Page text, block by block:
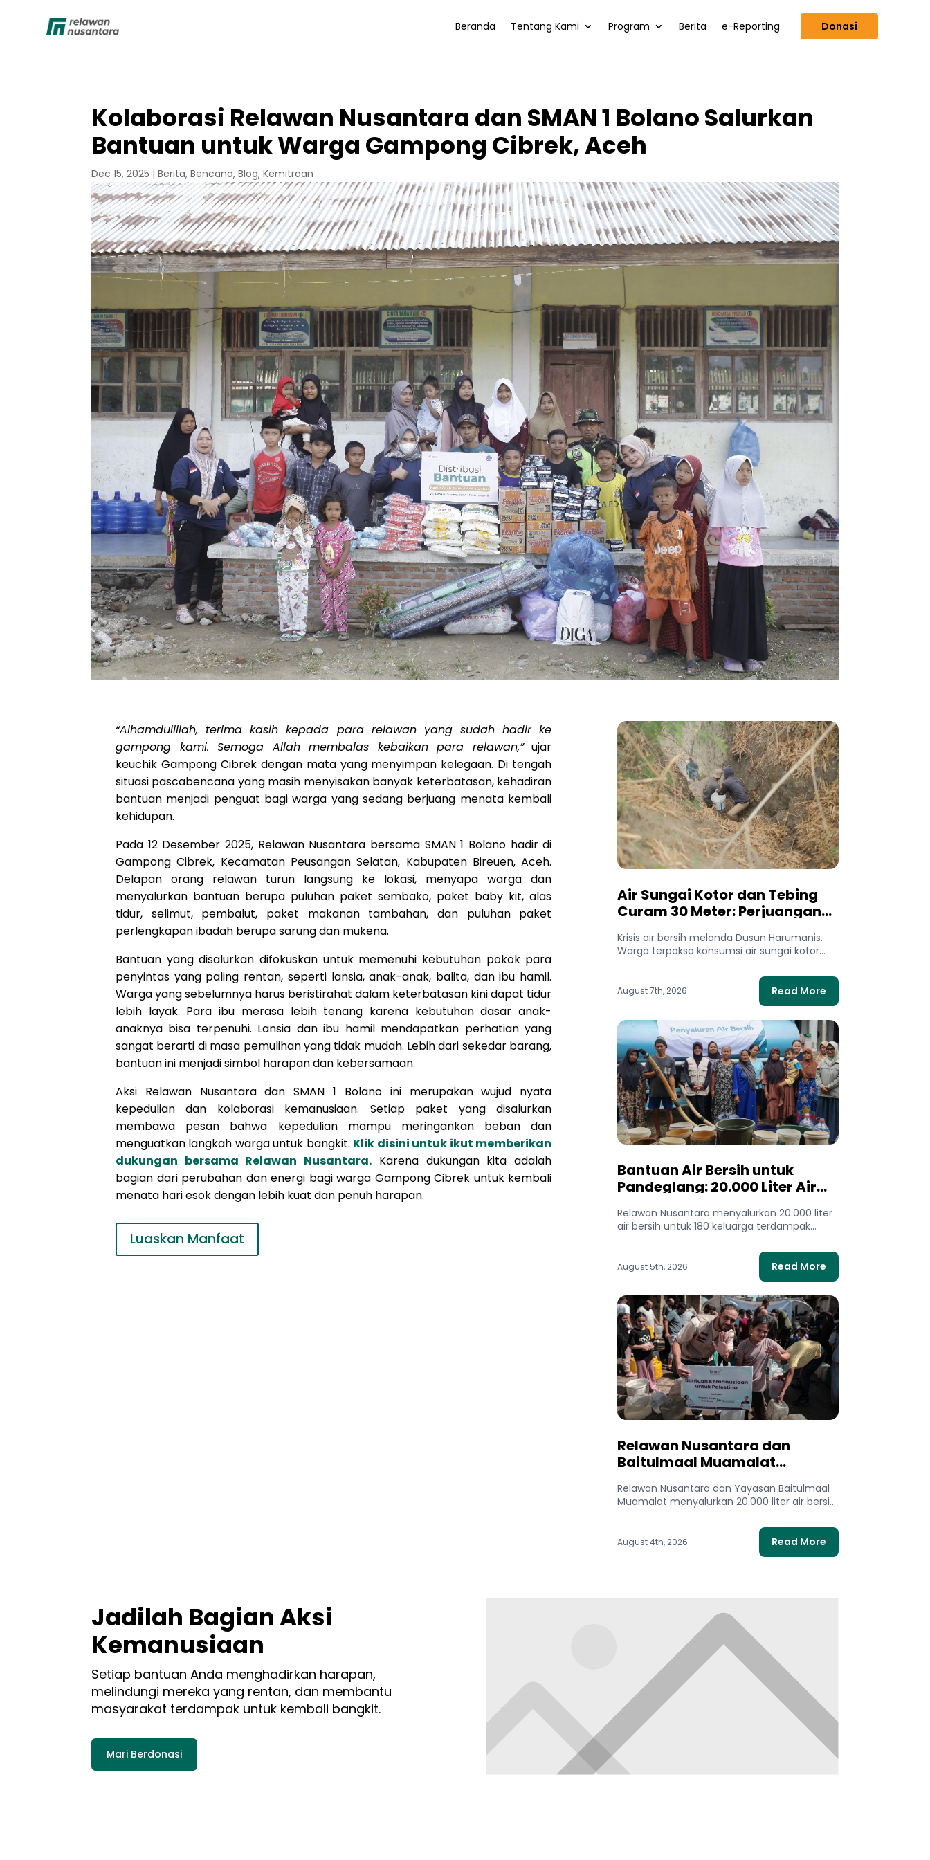
Beranda Tentang Kami Program Berita e-Reporting Donasi
Kolaborasi Relawan Nusantara dan SMAN 1 Bolano Salurkan
Bantuan untuk Warga Gampong Cibrek, Aceh
Dec 15, 2025 | Berita, Bencana, Blog, Kemitraan
“Alhamdulillah, terima kasih kepada para relawan yang sudah hadir ke
gampong kami. Semoga Allah membalas kebaikan para relawan,”ujar
keuchik Gampong Cibrek dengan mata yang menyimpan kelegaan. Di tengah
situasi pascabencana yang masih menyisakan banyak keterbatasan, kehadiran
bantuan menjadi penguat bagi warga yang sedang berjuang menata kembali
kehidupan.
Pada 12 Desember 2025, Relawan Nusantara bersama SMAN 1 Bolano hadir di
Gampong Cibrek, Kecamatan Peusangan Selatan, Kabupaten Bireuen, Aceh.
Delapan orang relawan turun langsung ke lokasi, menyapa warga dan
menyalurkan bantuan berupa puluhan paket sembako, paket baby kit, alas
tidur, selimut, pembalut, paket makanan tambahan, dan puluhan paket
perlengkapan ibadah berupa sarung dan mukena.
Bantuan yang disalurkan difokuskan untuk memenuhi kebutuhan pokok para
penyintas yang paling rentan, seperti lansia, anak-anak, balita, dan ibu hamil.
Warga yang sebelumnya harus beristirahat dalam keterbatasan kini dapat tidur
lebih layak. Para ibu merasa lebih tenang karena kebutuhan dasar anak-
anaknya bisa terpenuhi. Lansia dan ibu hamil mendapatkan perhatian yang
sangat berarti di masa pemulihan yang tidak mudah. Lebih dari sekedar barang,
bantuan ini menjadi simbol harapan dan kebersamaan.
Aksi Relawan Nusantara dan SMAN 1 Bolano ini merupakan wujud nyata
kepedulian dan kolaborasi kemanusiaan. Setiap paket yang disalurkan
membawa pesan bahwa kepedulian mampu meringankan beban dan
menguatkan langkah warga untuk bangkit. Klik disini untuk ikut memberikan
dukungan bersama Relawan Nusantara. Karena dukungan kita adalah
bagian dari perubahan dan energi bagi warga Gampong Cibrek untuk kembali
menata hari esok dengan lebih kuat dan penuh harapan.
Luaskan Manfaat
Air Sungai Kotor dan Tebing
Curam 30 Meter: Perjuangan
Setetes Air Bersih
Krisis air bersih melanda Dusun Harumanis.
Warga terpaksa konsumsi air sungai kotor
August 7th, 2026 Read More
Bantuan Air Bersih untuk
Pandeglang: 20.000 Liter Air
Terdampak Kekeringan
Relawan Nusantara menyalurkan 20.000 liter
air bersih untuk 180 keluarga terdampak
August 5th, 2026 Read More
Relawan Nusantara dan
Baitulmaal Muamalat
untuk Gaza Utara
Relawan Nusantara dan Yayasan Baitulmaal
Muamalat menyalurkan 20.000 liter air bersih
August 4th, 2026 Read More
Jadilah Bagian Aksi
Kemanusiaan
Setiap bantuan Anda menghadirkan harapan,
melindungi mereka yang rentan, dan membantu
masyarakat terdampak untuk kembali bangkit.
Mari Berdonasi